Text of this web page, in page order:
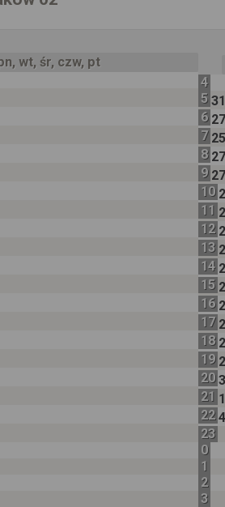
wt, śr, czw, pt
4
5
6
7
8
9
10
11
12
13
14
15
16
17
18
19
20
21
22
23
0
1
2
3